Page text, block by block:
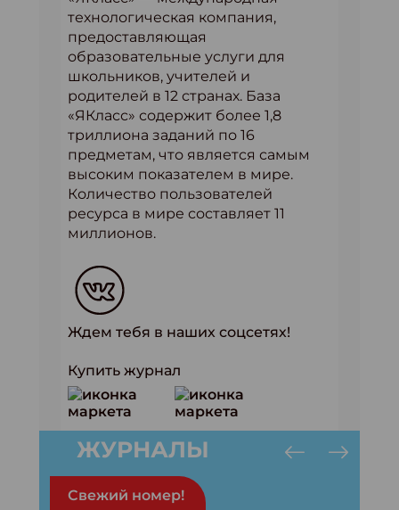
технологическая компания,
предоставляющая
образовательные услуги для
школьников, учителей и
родителей в 12 странах. База
«ЯКласс» содержит более 1,8
триллиона заданий по 16
предметам, что является самым
высоким показателем в мире.
Количество пользователей
ресурса в мире составляет 11
миллионов.
Ждем тебя в наших соцсетях!
Купить журнал
ЖУРНАЛЫ
Свежий номер!